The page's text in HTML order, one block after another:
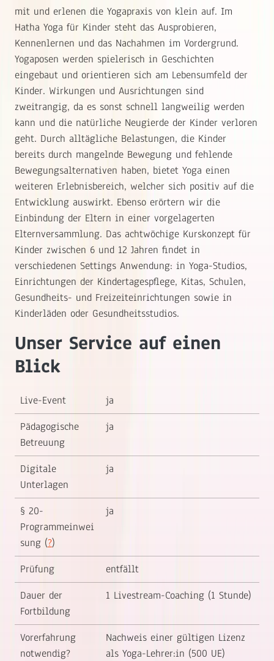
mit und erlenen die Yogapraxis von klein auf. Im
Hatha Yoga für Kinder steht das Ausprobieren,
Kennenlernen und das Nachahmen im Vordergrund.
Yogaposen werden spielerisch in Geschichten
eingebaut und orientieren sich am Lebensumfeld der
Kinder. Wirkungen und Ausrichtungen sind
zweitrangig, da es sonst schnell langweilig werden
kann und die natürliche Neugierde der Kinder verloren
geht. Durch alltägliche Belastungen, die Kinder
bereits durch mangelnde Bewegung und fehlende
Bewegungsalternativen haben, bietet Yoga einen
weiteren Erlebnisbereich, welcher sich positiv auf die
Entwicklung auswirkt. Ebenso erörtern wir die
Einbindung der Eltern in einer vorgelagerten
Elternversammlung. Das achtwöchige Kurskonzept für
Kinder zwischen 6 und 12 Jahren findet in
verschiedenen Settings Anwendung: in Yoga-Studios,
Einrichtungen der Kindertagespflege, Kitas, Schulen,
Gesundheits- und Freizeiteinrichtungen sowie in
Kinderläden oder Gesundheitsstudios.
Unser Service auf einen
Blick
Live-Event
ja
Pädagogische
Betreuung
ja
Digitale
Unterlagen
ja
§ 20-
Programmeinwei
sung (?)
ja
Prüfung
entfällt
Dauer der
Fortbildung
1 Livestream-Coaching (1 Stunde)
Vorerfahrung
notwendig?
Nachweis einer gültigen Lizenz
als Yoga-Lehrer:in (500 UE)